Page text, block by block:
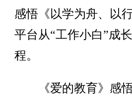
感悟《以学为舟、以
平台从“工作小白”成
程。
《爱的教育》感悟